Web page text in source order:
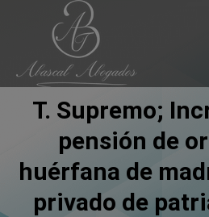
T. Supremo;
pensión de
huérfana de
privado de